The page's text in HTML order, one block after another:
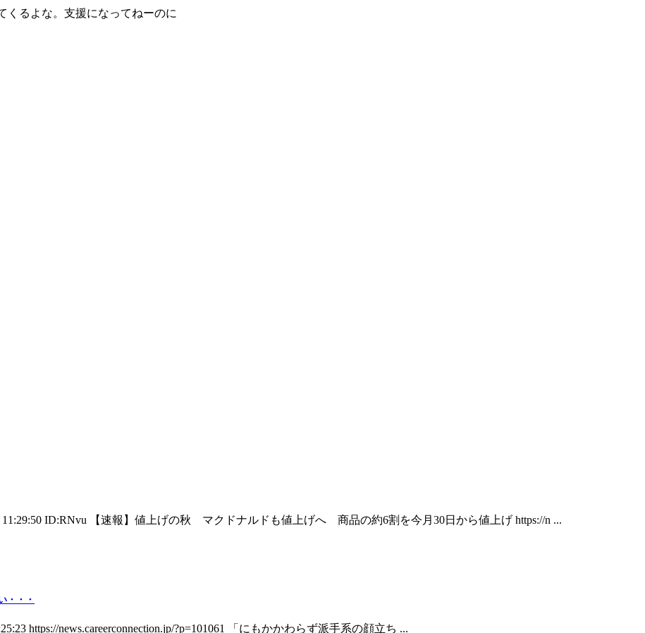
くるよな。支援になってねーのに
ID:RNvu 【速報】値上げの秋 マクドナルドも値上げへ 商品の約6割を今月30日から値上げ https://n ...
・・・
https://news.careerconnection.jp/?p=101061 「にもかかわらず派手系の顔立ち ...